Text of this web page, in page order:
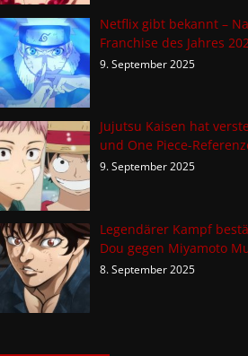
Netflix gibt bekannt –
Franchise des Jahres
9. September 2025
Jujutsu Kaisen hat
und One Piece-
9. September 2025
Legendärer Kampf
Dou gegen Miyamoto
8. September 2025